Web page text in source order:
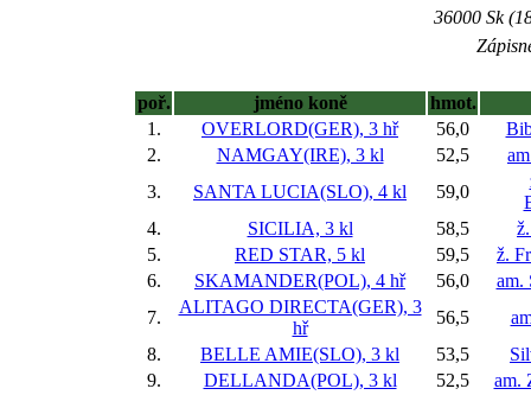
36000 Sk
poř. jméno koně
hmot.
1.
OVERLORD(GER), 3 hř 56,0
2.
NAMGAY(IRE), 3 kl 52,5
3.
SANTA LUCIA(SLO), 4 kl 59,0
4.
SICILIA, 3 kl 58,5
5.
RED STAR, 5 kl 59,5
ž.
6.
SKAMANDER(POL), 4 hř 56,0
am.
7.
ALITAGO DIRECTA(GER), 3
hř
56,5
8.
BELLE AMIE(SLO), 3 kl 53,5
9.
DELLANDA(POL), 3 kl 52,5
am.